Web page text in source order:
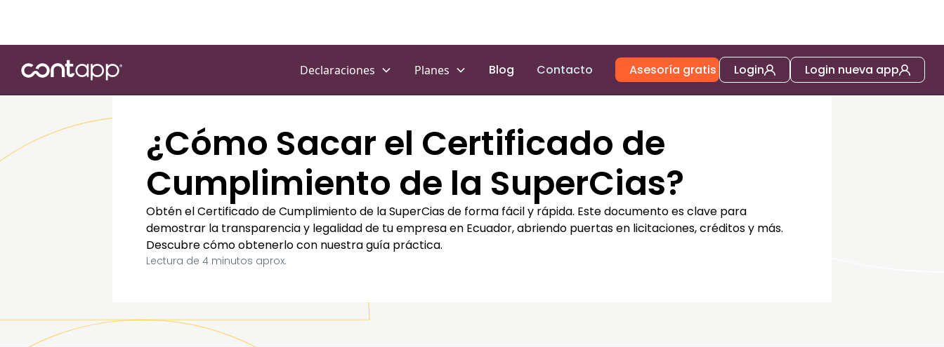
Declaraciones Planes Blog Contacto Asesoría gratis Login Login nueva app
¿Cómo Sacar el Certificado de
Cumplimiento de la SuperCias?
Obtén el Certificado de Cumplimiento de la SuperCias de forma fácil y rápida. Este documento es clave para
demostrar la transparencia y legalidad de tu empresa en Ecuador, abriendo puertas en licitaciones, créditos y más.
Descubre cómo obtenerlo con nuestra guía práctica.
Lectura de 4 minutos aprox.